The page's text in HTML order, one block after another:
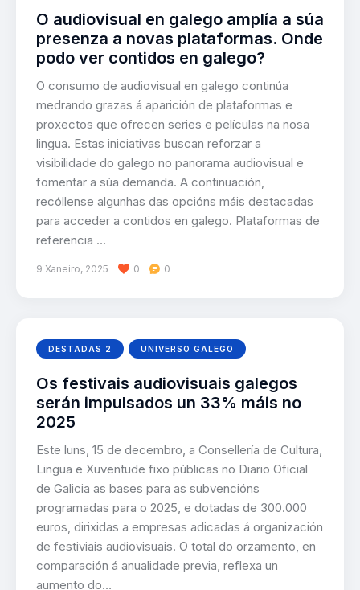
O audiovisual en galego amplía a súa
presenza a novas plataformas. Onde
podo ver contidos en galego?
O consumo de audiovisual en galego continúa
medrando grazas á aparición de plataformas e
proxectos que ofrecen series e películas na nosa
lingua. Estas iniciativas buscan reforzar a
visibilidade do galego no panorama audiovisual e
fomentar a súa demanda. A continuación,
recóllense algunhas das opcións máis destacadas
para acceder a contidos en galego. Plataformas de
referencia …
9 Xaneiro, 2025 0 0
DESTADAS 2 UNIVERSO GALEGO
Os festivais audiovisuais galegos
serán impulsados un 33% máis no
2025
Este luns, 15 de decembro, a Consellería de Cultura,
Lingua e Xuventude fixo públicas no Diario Oficial
de Galicia as bases para as subvencións
programadas para o 2025, e dotadas de 300.000
euros, dirixidas a empresas adicadas á organización
de festiviais audiovisuais. O total do orzamento, en
comparación á anualidade previa, reflexa un
aumento do…